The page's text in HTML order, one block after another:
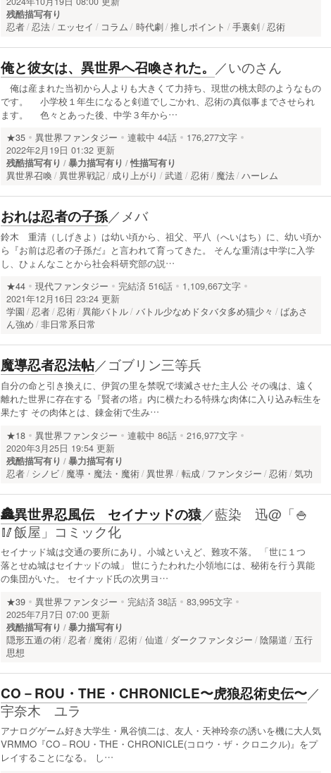
残酷描写有り
忍者 忍法 エッセイ コラム 時代劇 推しポイント 手裏剣 忍術
俺と彼女は、異世界へ召喚された。 ／いのさん
俺は産まれた当初から人よりも大きくて力持ち、現世の桃太郎のようなもの
です。 小学校１年生になると剣道でしごかれ、忍術の真似事までさせられ
ます。 色々とあった後、中学３年から…
★35 異世界ファンタジー 連載中 44話
176,277文字
2022年2月19日 01:32 更新
残酷描写有り
暴力描写有り
性描写有り
異世界召喚
異世界戦記 成り上がり 武道 忍術 魔法 ハーレム
おれは忍者の子孫／ メバ
鈴木 重清（しげきよ）は幼い頃から、祖父、平八（へいはち）に、幼い頃か
ら『お前は忍者の子孫だ』と言われて育ってきた。 そんな重清は中学に入学
し、ひょんなことから社会科研究部の説…
★44 現代ファンタジー 完結済 516話
1,109,667文字
2021年12月16日 23:24 更新
学園
忍者 忍術 異能バトル バトル少なめドタバタ多め猫少々
ばあさ
ん強め
非日常系日常
魔導忍者忍法帖／ゴブリン三等兵
自分の命と引き換えに、伊賀の里を禁呪で壊滅させた主人公 その魂は、遠く
離れた世界に存在する『賢者の塔』内に横たわる特殊な肉体に入り込み転生を
果たす その肉体とは、錬金術で生み…
★18 異世界ファンタジー 連載中 86話
216,977文字
2020年3月25日 19:54 更新
残酷描写有り
暴力描写有り
忍者
シノビ 魔導・魔法・魔術 異世界 転成 ファンタジー 忍術 気功
🏯異世界忍風伝 セイナッドの猿／藍染 迅@「🍚
🥢飯屋」コミック化
セイナッド城は交通の要所にあり。小城といえど、難攻不落。 「世に１つ
落とせぬ城はセイナッドの城」 世にうたわれた小領地には、秘術を行う異能
の集団がいた。 セイナッド氏の次男ヨ…
★39 異世界ファンタジー 完結済 38話
83,995文字
2025年7月7日 07:00 更新
残酷描写有り
暴力描写有り
隠形五遁の術
忍者 魔術 忍術 仙道 ダークファンタジー 陰陽道
五行
思想
CO－ROU・THE・CHRONICLE〜虎狼忍術史伝〜／
宇奈木 ユラ
アナログゲーム好き大学生・凧谷慎二は、友人・天神玲奈の誘いを機に大人気
VRMMO『CO－ROU・THE・CHRONICLE(コロウ・ザ・クロニクル)』をプ
レイすることになる。 し…